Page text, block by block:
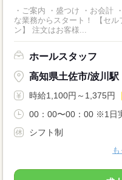
・ご案内 ・盛つけ ・お会
な業務からスタート！ 【セルフオーダー導入なので接客がカンタ
ン】 注文はお客様...
ホールスタッフ
高知県土佐市/波川駅
時給1,100円～1,375円
00：00〜00：00 ※1日
シフト制